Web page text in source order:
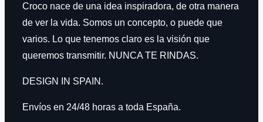
Croco nace de una idea inspiradora, de otra manera
de ver la vida. Somos un concepto, o puede que
varios. Lo que tenemos claro es la visión que
queremos transmitir. NUNCA TE RINDAS.
DESIGN IN SPAIN.
Envíos en 24/48 horas a toda España.